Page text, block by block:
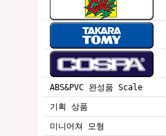
ABS&PVC 완성품 Scale
기획 상품
미니어쳐 모형